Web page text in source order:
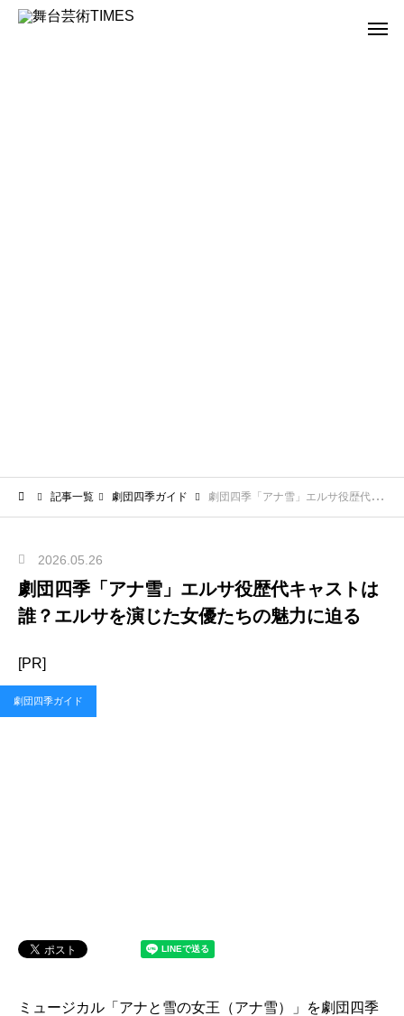
記事一覧 劇団四季ガイド 劇団四季「アナ雪」エルサ役歴代キャストは誰？エルサを演じた女優たちの魅力に迫る
2026.05.26
劇団四季「アナ雪」エルサ役歴代キャストは
誰？エルサを演じた女優たちの魅力に迫る
[PR]
劇団四季ガイド
ミュージカル「アナと雪の女王（アナ雪）」を劇団四季